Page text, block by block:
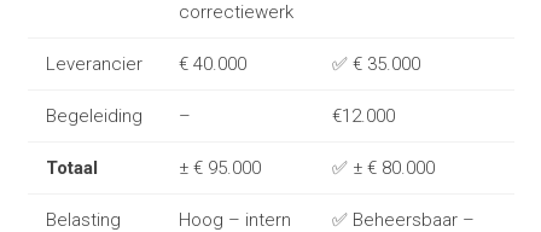
correctiewerk
Leverancier € 40.000 ✅ € 35.000
Begeleiding – €12.000
Totaal ± € 95.000 ✅ ± € 80.000
Belasting
Hoog – intern
✅ Beheersbaar –